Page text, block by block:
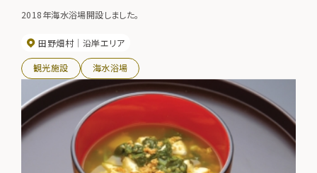
2018年海水浴場開設しました。
田野畑村 沿岸エリア
観光施設 海水浴場